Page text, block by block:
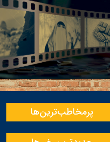
پرمخاطب‌ترین‌ها